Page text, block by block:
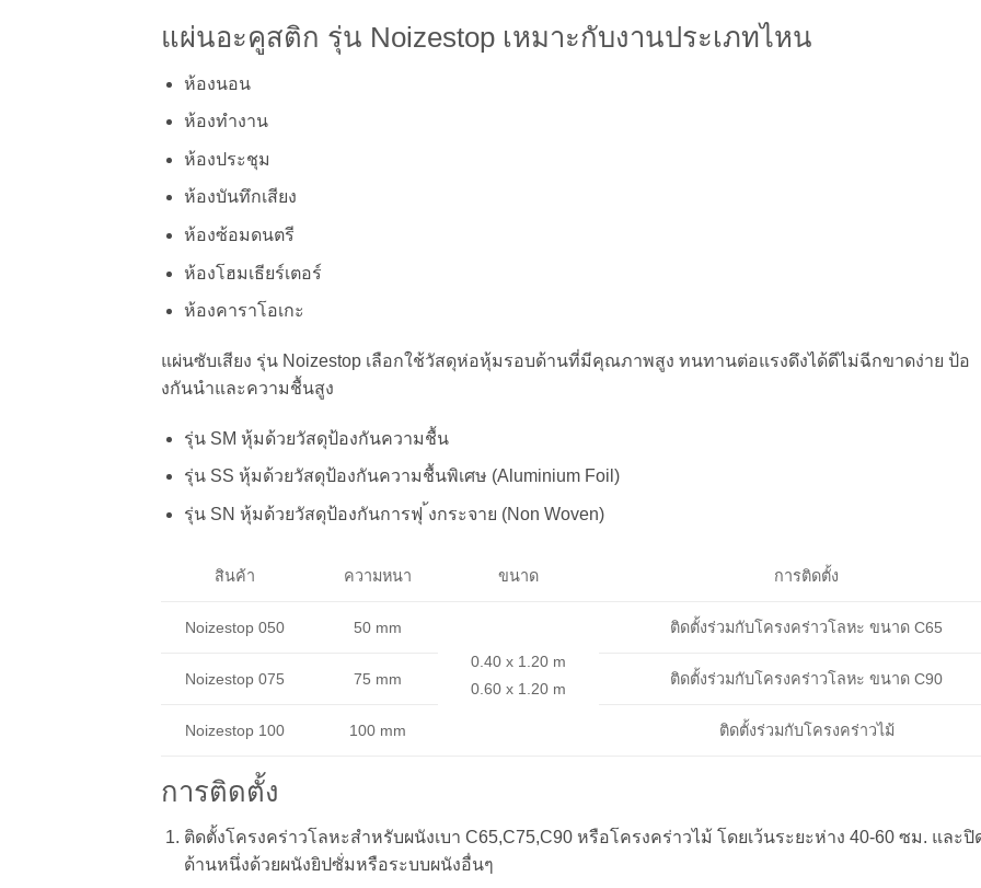
แผ่นอะคูสติก รุ่น Noizestop เหมาะกับงานประเภทไหน
ห้องนอน
ห้องทำงาน
ห้องประชุม
ห้องบันทึกเสียง
ห้องซ้อมดนตรี
ห้องโฮมเธียร์เตอร์
ห้องคาราโอเกะ
แผ่นซับเสียง รุ่น Noizestop เลือกใช้วัสดุห่อหุ้มรอบด้านที่มีคุณภาพสูง ทนทานต่อแรงดึงได้ดีไม่ฉีกขาดง่าย ป้อ
งกันนําและความชื้นสูง
รุ่น SM หุ้มด้วยวัสดุป้องกันความชื้น
รุ่น SS หุ้มด้วยวัสดุป้องกันความชื้นพิเศษ (Aluminium Foil)
รุ่น SN หุ้มด้วยวัสดุป้องกันการฟุ ้งกระจาย (Non Woven)
สินค้า ความหนา ขนาด การติดตั้ง
Noizestop 050
50 mm
0.40 x 1.20 m
0.60 x 1.20 m
ติดตั้งร่วมกับโครงคร่าวโลหะ ขนาด C65
Noizestop 075 75 mm ติดตั้งร่วมกับโครงคร่าวโลหะ ขนาด C90
Noizestop 100 100 mm ติดตั้งร่วมกับโครงคร่าวไม้
การติดตั้ง
ติดตั้งโครงคร่าวโลหะสําหรับผนังเบา C65,C75,C90 หรือโครงคร่าวไม้ โดยเว้นระยะห่าง 40-60 ซม. และปิ
ด้านหนึ่งด้วยผนังยิปซั่มหรือระบบผนังอื่นๆ